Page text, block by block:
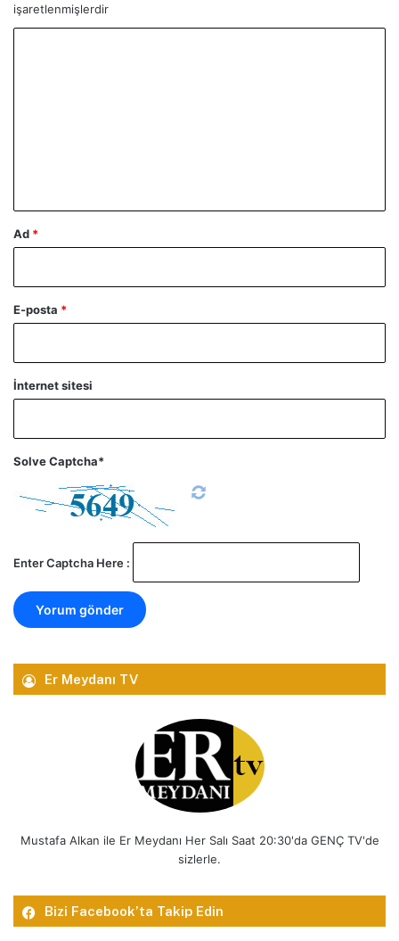
işaretlenmişlerdir
Ad *
E-posta *
İnternet sitesi
Solve Captcha*
Enter Captcha Here :
Er Meydanı TV
Mustafa Alkan ile Er Meydanı Her Salı Saat 20:30'da GENÇ TV'de
sizlerle.
Bizi Facebook’ta Takip Edin